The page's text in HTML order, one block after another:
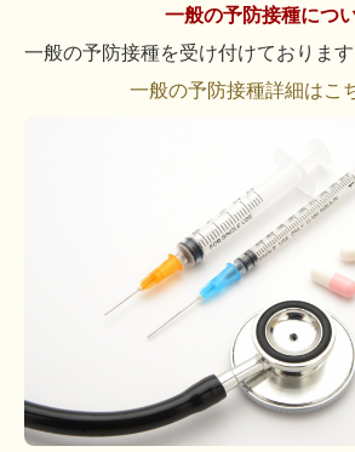
一般の予防接種につ
一般の予防接種を受け付けております
一般の予防接種詳細はこ